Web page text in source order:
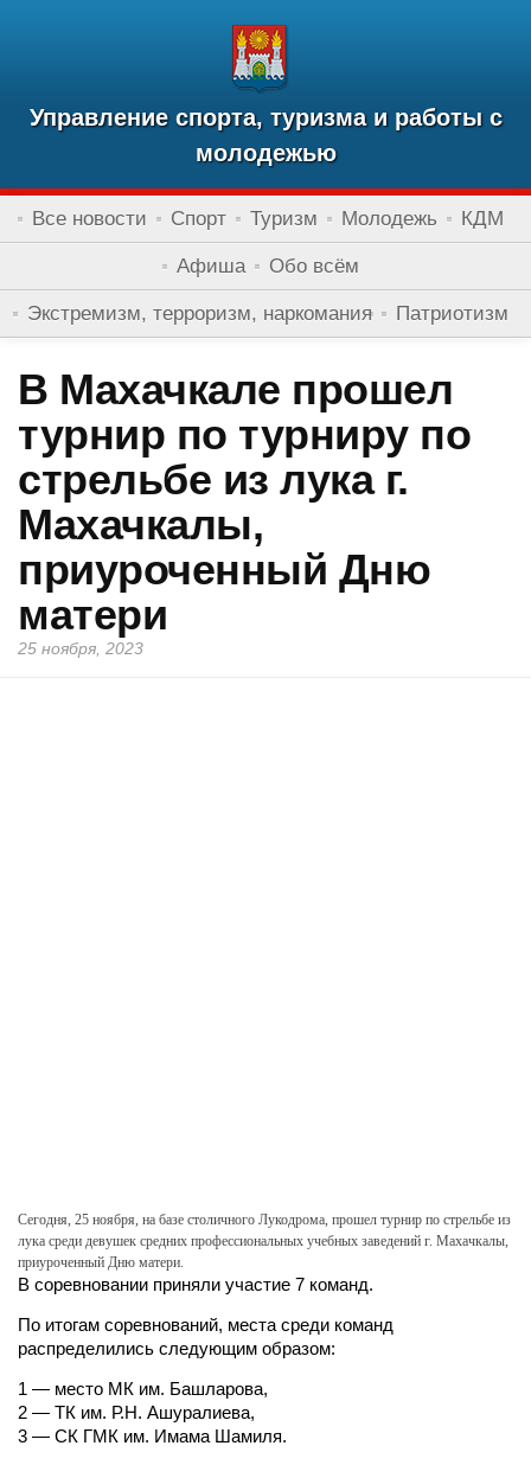
Управление спорта, туризма и работы с
молодежью
Все новости Спорт Туризм Молодежь КДМ
Афиша Обо всём
Экстремизм, терроризм, наркомания Патриотизм
В Махачкале прошел
турнир по турниру по
стрельбе из лука г.
Махачкалы,
приуроченный Дню
матери
25 ноября, 2023
Сегодня, 25 ноября, на базе столичного Лукодрома, прошел турнир по стрельбе из
лука среди девушек средних профессиональных учебных заведений г. Махачкалы,
приуроченный Дню матери.
В соревновании приняли участие 7 команд.
По итогам соревнований, места среди команд
распределились следующим образом:
1 — место МК им. Башларова,
2 — ТК им. Р.Н. Ашуралиева,
3 — СК ГМК им. Имама Шамиля.